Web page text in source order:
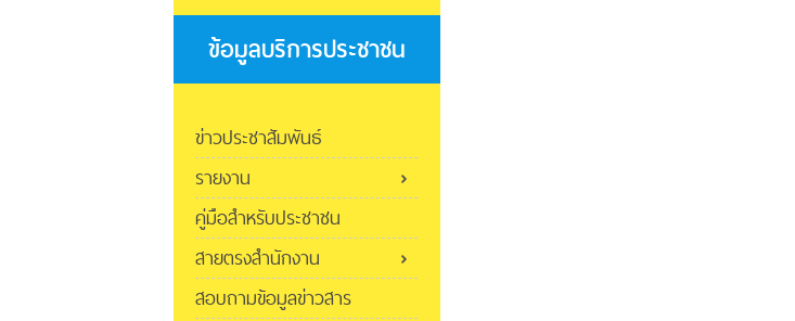
ข้อมูลบริการประชาชน
ข่าวประชาสัมพันธ์
รายงาน
คู่มือสำหรับประชาชน
สายตรงสำนักงาน
สอบถามข้อมูลข่าวสาร